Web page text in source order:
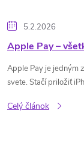
5.2.2026
Apple Pay –
Apple Pay je jedným
svete. Stačí priložiť
Celý článok